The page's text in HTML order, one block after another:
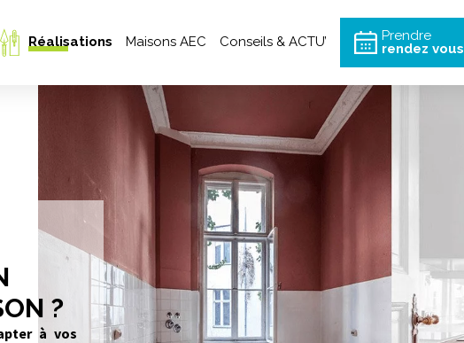
Aller au contenu principal
Réalisations
Maisons livrées
Projet 3D & Inspirations
Trouver mon style de maison
Maisons AEC
Nos garanties CCMI
Nos engagements
Conseils & ACTU’
Prendre
rendez vous
?
à vos